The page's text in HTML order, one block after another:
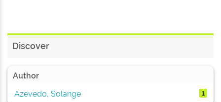
Discover
Author
Azevedo, Solange
1